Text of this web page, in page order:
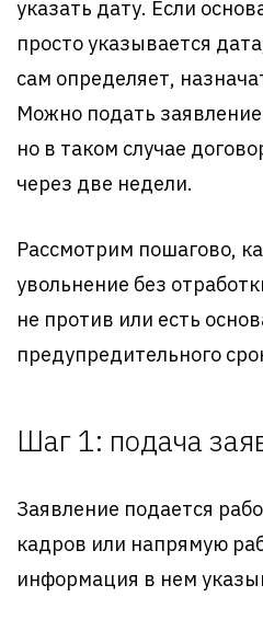
указать дату. Если
просто указывается
сам определяет,
Можно подать
но в таком случае
через две недели.
Рассмотрим пошагово,
увольнение без
не против или есть
предупредительного
Шаг 1: подача
Заявление подается
кадров или напрямую
информация в нем